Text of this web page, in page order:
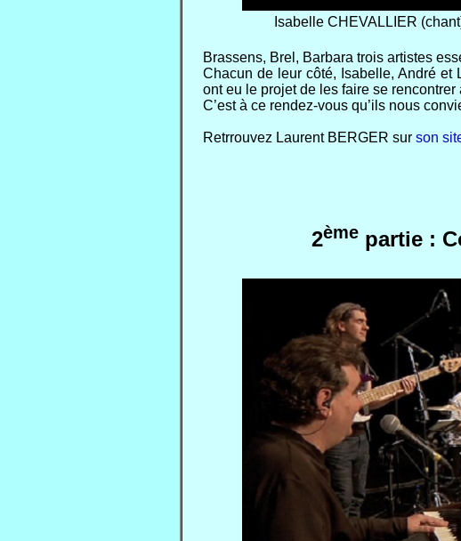
Isabelle CHEVALLIER
Brassens, Brel, Barbara trois artistes
Chacun de leur côté, Isabelle, André et
ont eu le projet de les faire se
C’est à ce rendez-vous qu’ils nous
Retrrouvez Laurent BERGER sur son
2èmepartie :